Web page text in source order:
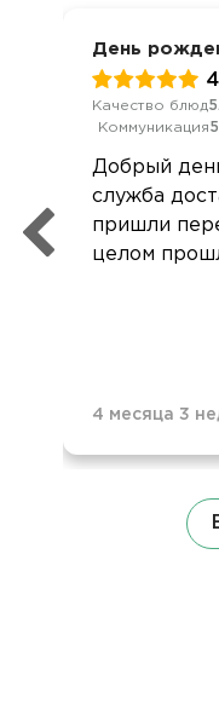
День
Качество блюд
Коммуникация
Добрый
служба
пришли
целом
4 месяца 3